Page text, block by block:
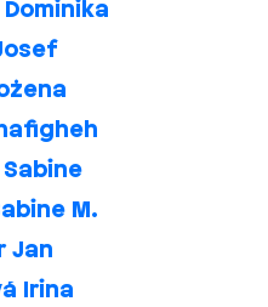
M.
Jan
Irina